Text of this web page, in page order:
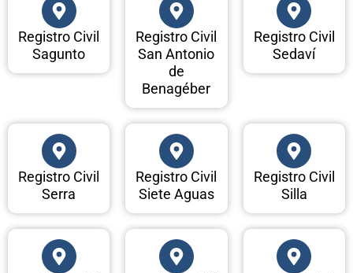
Registro Civil
Sagunto
Registro Civil
San Antonio
de
Benagéber
Registro Civil
Sedaví
Registro Civil
Serra
Registro Civil
Siete Aguas
Registro Civil
Silla